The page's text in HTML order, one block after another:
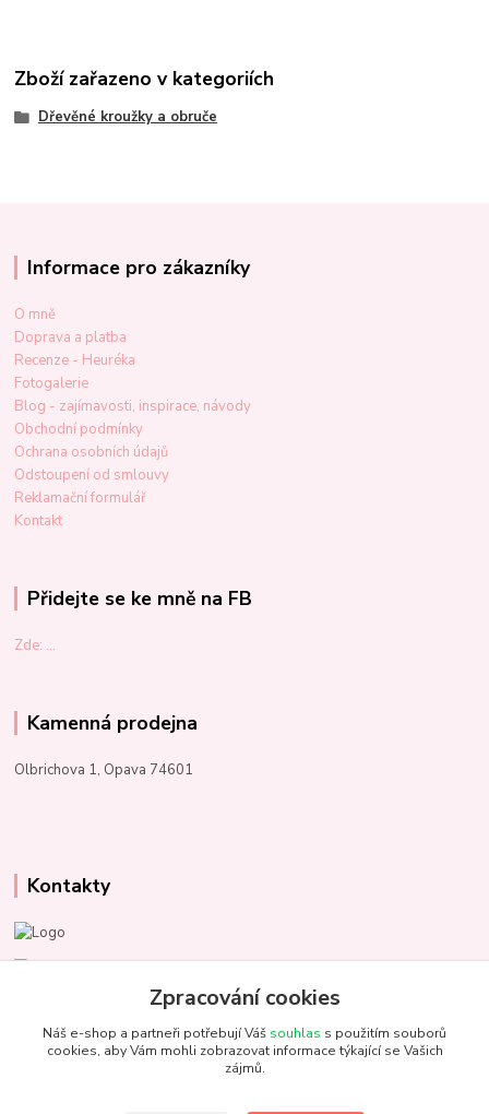
Zboží zařazeno v kategoriích
Dřevěné kroužky a obruče
Informace pro zákazníky
O mně
Doprava a platba
Recenze - Heuréka
Fotogalerie
Blog - zajímavosti, inspirace, návody
Obchodní podmínky
Ochrana osobních údajů
Odstoupení od smlouvy
Reklamační formulář
Kontakt
Přidejte se ke mně na FB
Zde: ...
Kamenná prodejna
Olbrichova 1, Opava 74601
Kontakty
Marcela Kupková
+420 731 153 484
info@unezbednychklubicek.cz
Zpracování cookies
Náš e-shop a partneři potřebují Váš souhlas s použitím souborů
cookies, aby Vám mohli zobrazovat informace týkající se Vašich
zájmů.